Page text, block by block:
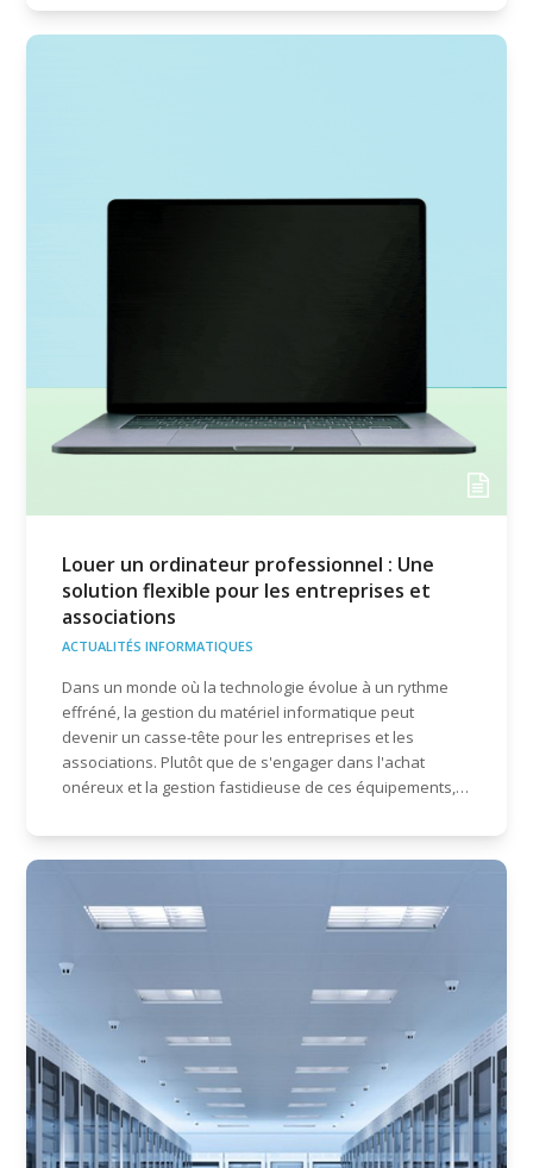
Louer un ordinateur professionnel : Une
solution flexible pour les entreprises et
associations
ACTUALITÉS INFORMATIQUES
Dans un monde où la technologie évolue à un rythme
effréné, la gestion du matériel informatique peut
devenir un casse-tête pour les entreprises et les
associations. Plutôt que de s'engager dans l'achat
onéreux et la gestion fastidieuse de ces équipements,…